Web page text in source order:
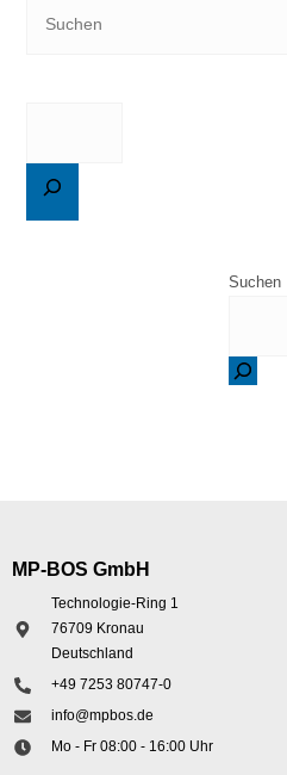
Suchen
MP-BOS GmbH
Technologie-Ring 1
76709 Kronau
Deutschland
+49 7253 80747-0
info@mpbos.de
Mo - Fr 08:00 - 16:00 Uhr